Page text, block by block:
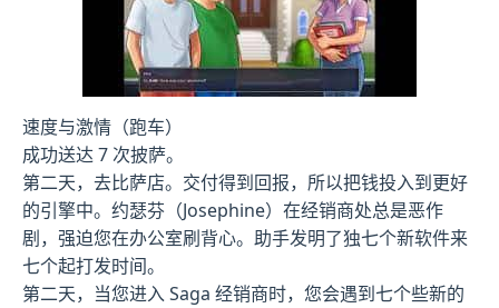
速度与激情（跑车）
成功送达 7 次披萨。
第二天，去比萨店。交付得到回报，所以把钱投入到更好
的引擎中。约瑟芬（Josephine）在经销商处总是恶作
剧，强迫您在办公室刷背心。助手发明了独七个新软件来
七个起打发时间。
第二天，当您进入 Saga 经销商时，您会遇到七个些新的